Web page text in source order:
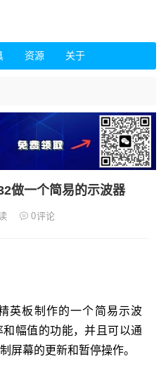
资源 关于
做一个简易的示波器
0评论
英板制作的一个简易示波
幅值的功能，并且可以通
屏幕的更新和暂停操作。